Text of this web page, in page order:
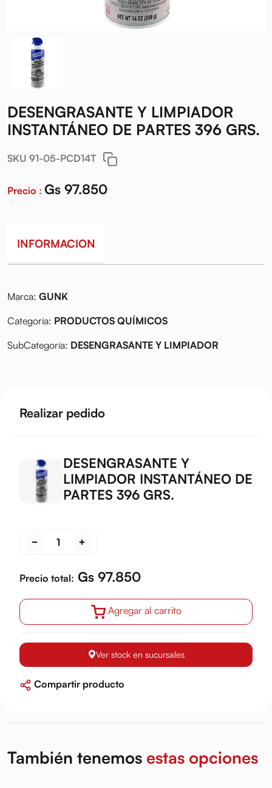
DESENGRASANTE Y LIMPIADOR
INSTANTÁNEO DE PARTES 396 GRS.
SKU 91-05-PCD14T
Precio : Gs 97.850
INFORMACION
Marca: GUNK
Categoría: PRODUCTOS QUÍMICOS
SubCategoría: DESENGRASANTE Y LIMPIADOR
Realizar pedido
DESENGRASANTE Y
LIMPIADOR INSTANTÁNEO DE
PARTES 396 GRS.
Precio total: Gs 97.850
Agregar al carrito
Ver stock en sucursales
Compartir producto
También tenemos estas opciones